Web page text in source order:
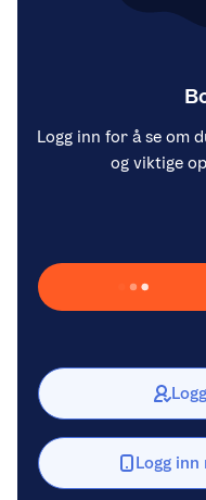
Logg inn for å se om
og viktige
Laster inn Vipps …
Logg inn